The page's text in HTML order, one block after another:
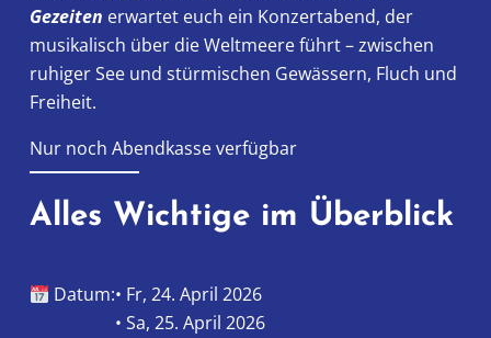
Gezeiten erwartet euch ein Konzertabend, der
musikalisch über die Weltmeere führt – zwischen
ruhiger See und stürmischen Gewässern, Fluch und
Freiheit.
Nur noch Abendkasse verfügbar
Alles Wichtige im Überblick
Datum:• Fr, 24. April 2026
• Sa, 25. April 2026